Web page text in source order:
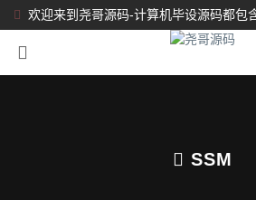
欢迎来到尧哥源码-计算机毕设源码都包
试都完整可运行！！！
SSM